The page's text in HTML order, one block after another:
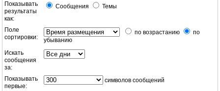
Показывать
результаты
как:
Сообщения Темы
Поле
сортировки:
по возрастанию
по
убыванию
Искать
сообщения
за:
Показывать
первые:
символов сообщений